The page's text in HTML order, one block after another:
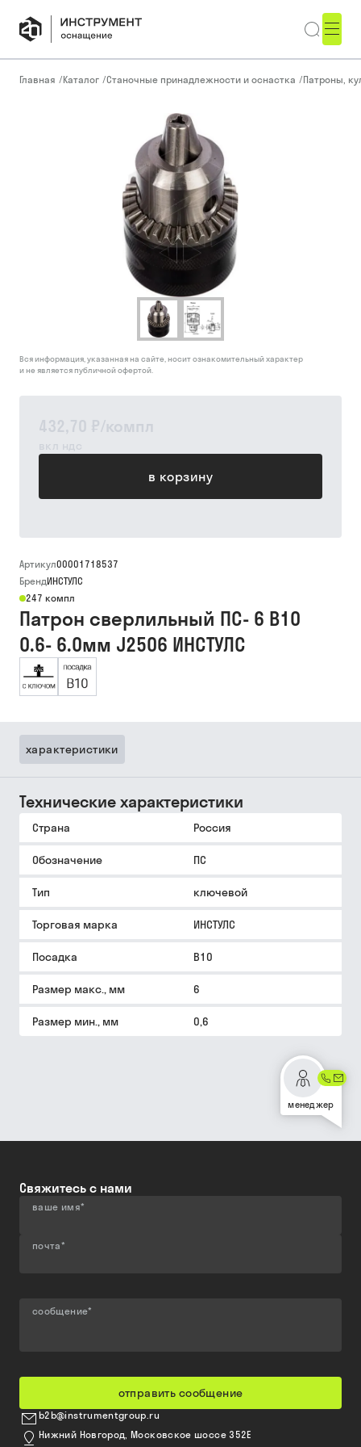
Главная /Каталог /Станочные принадлежности и оснастка /Патроны,
432,70 ₽/компл
вкл ндс
в корзину
Вся информация, указанная на сайте, носит ознакомительный характер
и не является публичной офертой.
Артикул00001718537
БрендИНСТУЛС
247 компл
Патрон сверлильный ПС- 6 В10
0.6- 6.0мм J2506 ИНСТУЛС
характеристики
Технические характеристики
Страна Россия
Обозначение ПС
Тип ключевой
Торговая марка ИНСТУЛС
Посадка В10
Размер макс., мм 6
Размер мин., мм 0,6
менеджер
Свяжитесь с нами
ваше имя*
почта*
сообщение*
отправить сообщение
b2b@instrumentgroup.ru
Нижний Новгород, Московское шоссе 352Е